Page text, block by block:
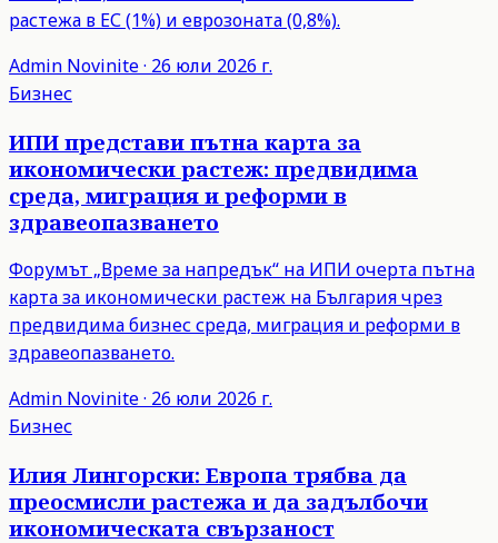
растежа в ЕС (1%) и еврозоната (0,8%).
Admin Novinite· 26 юли 2026 г.
Бизнес
ИПИ представи пътна карта за
икономически растеж: предвидима
среда, миграция и реформи в
здравеопазването
Форумът „Време за напредък“ на ИПИ очерта пътна
карта за икономически растеж на България чрез
предвидима бизнес среда, миграция и реформи в
здравеопазването.
Admin Novinite· 26 юли 2026 г.
Бизнес
Илия Лингорски: Европа трябва да
преосмисли растежа и да задълбочи
икономическата свързаност